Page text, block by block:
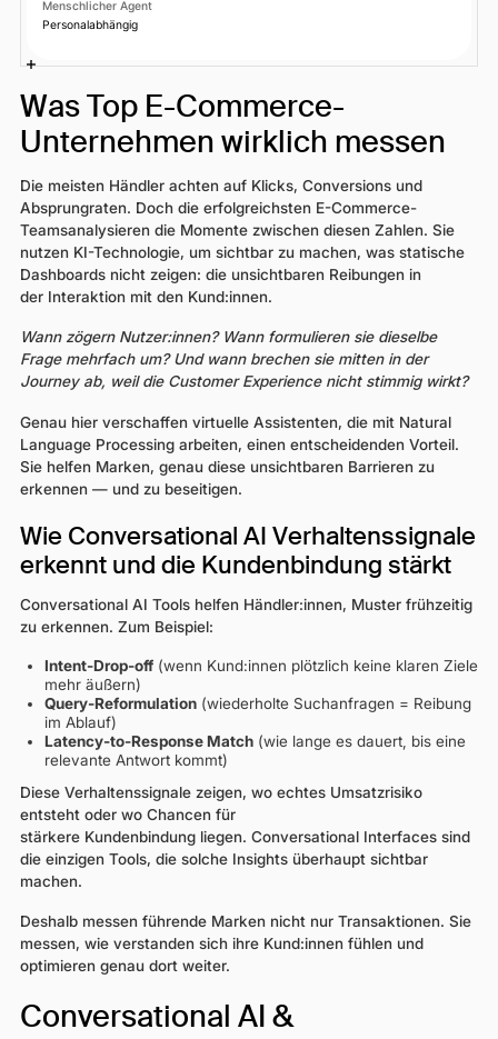
Personalabhängig
Was Top E-Commerce-
Unternehmen wirklich messen
Die meisten Händler achten auf Klicks, Conversions und
Absprungraten. Doch die erfolgreichsten E-Commerce-
Teamsanalysieren die Momente zwischen diesen Zahlen. Sie
nutzen KI-Technologie, um sichtbar zu machen, was statische
Dashboards nicht zeigen: die unsichtbaren Reibungen in
der Interaktion mit den Kund:innen.
Wann zögern Nutzer:innen? Wann formulieren sie dieselbe
Frage mehrfach um? Und wann brechen sie mitten in der
Journey ab, weil die Customer Experience nicht stimmig wirkt?
Genau hier verschaffen virtuelle Assistenten, die mit Natural
Language Processing arbeiten, einen entscheidenden Vorteil.
Sie helfen Marken, genau diese unsichtbaren Barrieren zu
erkennen — und zu beseitigen.
Wie Conversational AI Verhaltenssignale
erkennt und die Kundenbindung stärkt
Conversational AI Tools helfen Händler:innen, Muster frühzeitig
zu erkennen. Zum Beispiel:
Intent-Drop-off(wenn Kund:innen plötzlich keine klaren Ziele
mehr äußern)
Query-Reformulation(wiederholte Suchanfragen = Reibung
im Ablauf)
Latency-to-Response Match(wie lange es dauert, bis eine
relevante Antwort kommt)
Diese Verhaltenssignale zeigen, wo echtes Umsatzrisiko
entsteht oder wo Chancen für
stärkere Kundenbindung liegen. Conversational Interfaces sind
die einzigen Tools, die solche Insights überhaupt sichtbar
machen.
Deshalb messen führende Marken nicht nur Transaktionen. Sie
messen, wie verstanden sich ihre Kund:innen fühlen und
optimieren genau dort weiter.
Conversational AI &